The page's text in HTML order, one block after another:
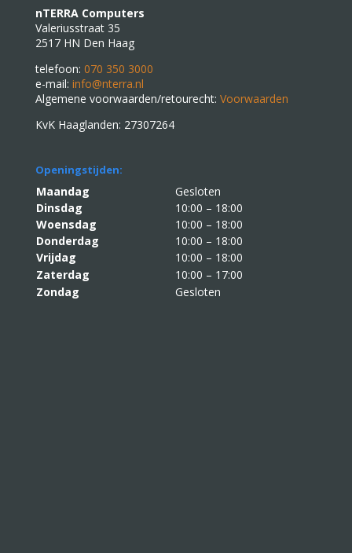
nTERRA Computers
Valeriusstraat 35
2517 HN Den Haag
telefoon: 070 350 3000
e-mail: info@nterra.nl
Algemene voorwaarden/retourecht: Voorwaarden
KvK Haaglanden: 27307264
Openingstijden:
Maandag
Gesloten
Dinsdag
10:00 – 18:00
Woensdag
10:00 – 18:00
Donderdag
10:00 – 18:00
Vrijdag
10:00 – 18:00
Zaterdag
10:00 – 17:00
Zondag
Gesloten